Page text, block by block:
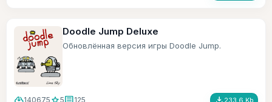
Doodle Jump Deluxe
Обновлённая версия игры Doodle Jump.
140675 5 125 233.6 Kb